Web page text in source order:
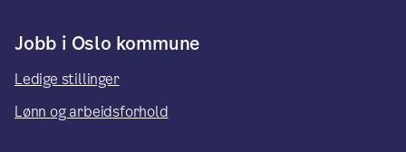
Jobb i Oslo kommune
Ledige stillinger
Lønn og arbeidsforhold